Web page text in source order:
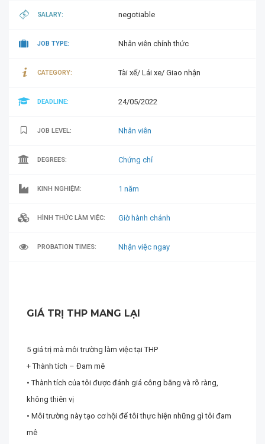
SALARY: negotiable
JOB TYPE: Nhân viên chính thức
CATEGORY: Tài xế/ Lái xe/ Giao nhận
DEADLINE: 24/05/2022
JOB LEVEL: Nhân viên
DEGREES: Chứng chỉ
KINH NGHIỆM: 1 năm
HÌNH THỨC LÀM VIỆC: Giờ hành chánh
PROBATION TIMES: Nhận việc ngay
GIÁ TRỊ THP MANG LẠI
5 giá trị mà môi trường làm việc tại THP
+ Thành tích – Đam mê
• Thành tích của tôi được đánh giá công bằng và rõ ràng,
không thiên vị
• Môi trường này tạo cơ hội để tôi thực hiện những gì tôi đam
mê